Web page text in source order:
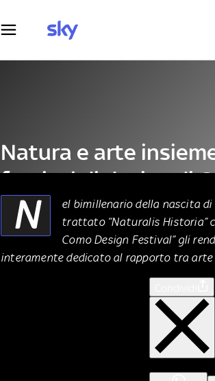
Natura e arte
festival di design di
ARTE 05 Settembre 2023
N
el bimillenario della nascita
trattato “Naturalis Historia”
Como Design Festival” gli
interamente dedicato al rapporto tra arte